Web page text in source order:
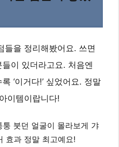
들을 정리해봤어요. 쓰면
이 있더라고요. 처음엔
‘이거다!’ 싶었어요. 정말
이템이랍니다!
퉁 붓던 얼굴이 몰라보게 갸
효과 정말 최고예요!